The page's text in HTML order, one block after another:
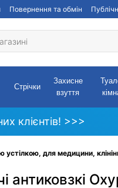
Повернення та обмін
Стрічки
Захисне
взуття
клієнтів! >>>
устілкою, для медицини,
антиковзкі